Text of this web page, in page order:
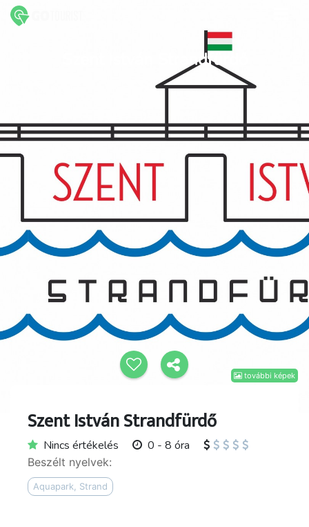
további képek
Szent István Strandfürdő
Szent István Strandfürdő
Nincs értékelés 0 - 8 óra
Beszélt nyelvek:
Aquapark, Strand